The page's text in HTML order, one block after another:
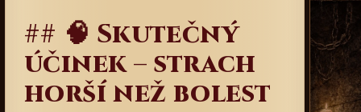
## 🧠 Skutečný
účinek – strach
horší než bolest